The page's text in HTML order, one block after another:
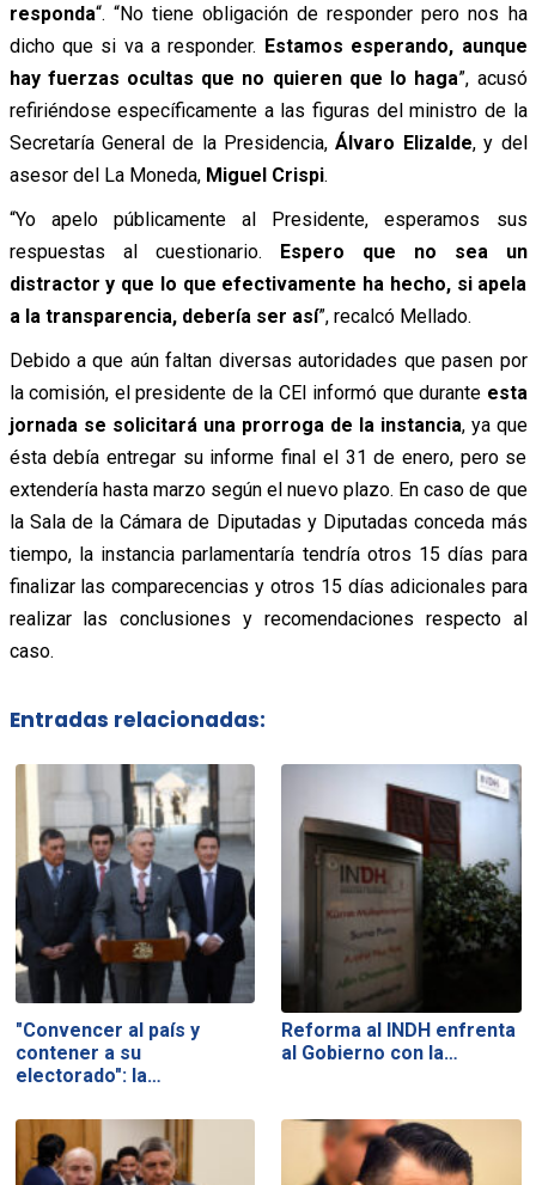
responda“. “No tiene obligación de responder pero nos ha
dicho que si va a responder. Estamos esperando, aunque
hay fuerzas ocultas que no quieren que lo haga”, acusó
refiriéndose específicamente a las figuras del ministro de la
Secretaría General de la Presidencia, Álvaro Elizalde, y del
asesor del La Moneda, Miguel Crispi.
“Yo apelo públicamente al Presidente, esperamos sus
respuestas al cuestionario. Espero que no sea un
distractor y que lo que efectivamente ha hecho, si apela
a la transparencia, debería ser así”, recalcó Mellado.
Debido a que aún faltan diversas autoridades que pasen por
la comisión, el presidente de la CEI informó que durante esta
jornada se solicitará una prorroga de la instancia, ya que
ésta debía entregar su informe final el 31 de enero, pero se
extendería hasta marzo según el nuevo plazo. En caso de que
la Sala de la Cámara de Diputadas y Diputadas conceda más
tiempo, la instancia parlamentaría tendría otros 15 días para
finalizar las comparecencias y otros 15 días adicionales para
realizar las conclusiones y recomendaciones respecto al
caso.
Entradas relacionadas:
"Convencer al país y
contener a su
electorado": la…
Reforma al INDH enfrenta
al Gobierno con la…